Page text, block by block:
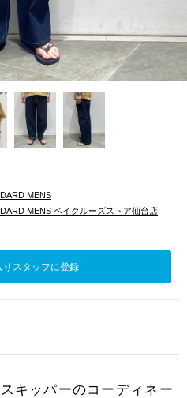
MENS
MENS ベイクルーズストア仙台店
りスタッフに登録
キッパーのコーディネー